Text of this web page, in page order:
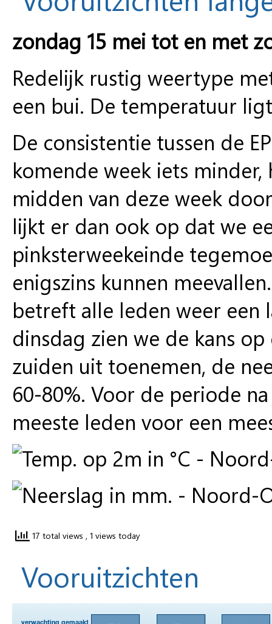
zondag 15 mei tot en met
Redelijk rustig weertype
een bui. De temperatuur
De consistentie tussen de
komende week iets
midden van deze week
lijkt er dan ook op dat we
pinksterweekeinde
enigszins kunnen
betreft alle leden weer een
dinsdag zien we de kans
zuiden uit toenemen, de
60-80%. Voor de periode
meeste leden voor een
17 total views , 1 views today
Vooruitzichten